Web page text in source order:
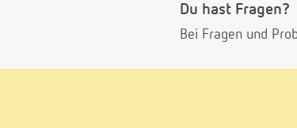
Du hast Fragen?
Bei Fragen und